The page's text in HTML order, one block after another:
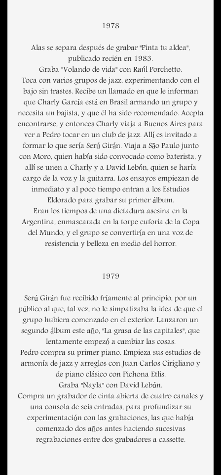
1978
Alas se separa después de grabar "Pinta tu aldea",
publicado recién en 1983.
Graba "Volando de vida" con Raúl Porchetto.
Toca con varios grupos de jazz, experimentando con el
bajo sin trastes. Recibe un llamado en que le informan
que Charly García está en Brasil armando un grupo y
necesita un bajista, y que él ha sido recomendado. Acepta
encontrarse, y entonces Charly viaja a Buenos Aires para
ver a Pedro tocar en un club de jazz. Allí es invitado a
formar lo que sería Serú Girán. Viaja a São Paulo junto
con Moro, quien había sido convocado como baterista, y
allí se unen a Charly y a David Lebón, quien se haría
cargo de la voz y la guitarra. Los ensayos empiezan de
inmediato y al poco tiempo entran a los Estudios
Eldorado para grabar su primer álbum.
Eran los tiempos de una dictadura asesina en la
Argentina, enmascarada en la torpe euforia de la Copa
del Mundo, y el grupo se convertiría en una voz de
resistencia y belleza en medio del horror.
1979
Serú Girán fue recibido fríamente al principio, por un
público al que, tal vez, no le simpatizaba la idea de que el
grupo hubiera comenzado en el exterior. Lanzaron un
segundo álbum este año, "La grasa de las capitales", que
lentamente empezó a cambiar las cosas.
Pedro compra su primer piano. Empieza sus estudios de
armonía de jazz y arreglos con Juan Carlos Cirigliano y
de piano clásico con Pichona Etlis.
Graba "Nayla" con David Lebón.
Compra un grabador de cinta abierta de cuatro canales y
una consola de seis entradas, para profundizar su
experimentación con las grabaciones, las que había
comenzado dos años antes haciendo sucesivas
regrabaciones entre dos grabadores a cassette.